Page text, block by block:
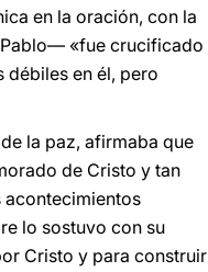
en la oración, con la
«fue crucificado
débiles en él, pero
la paz, afirmaba que
de Cristo y tan
acontecimientos
lo sostuvo con su
Cristo y para construir